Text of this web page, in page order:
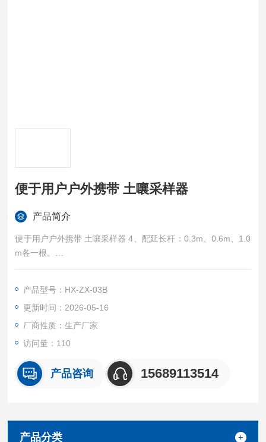
便于用户户外携带 土嚷采样器
产品简介
便于用户户外携带 土嚷采样器 4、配延长杆：0.3m、0.6m、1.0
m各一根。
5、拆卸工具：配备各种手柄、取芯刀、采样连接器和适用的拆
6、采样保存用具：配使用的采样容器和采样袋、用于盛装和保
存样品。
7、采样器刚性强，耐腐蚀、能保持样品不受污染。
产品型号：HX-ZX-03B
更新时间：2026-05-16
厂商性质：生产厂家
访问量：110
产品咨询 15689113514
产品分类